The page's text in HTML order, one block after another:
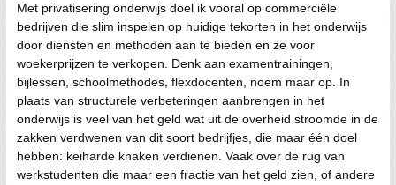
Met privatisering onderwijs doel ik vooral op commerciële
bedrijven die slim inspelen op huidige tekorten in het onderwijs
door diensten en methoden aan te bieden en ze voor
woekerprijzen te verkopen. Denk aan examentrainingen,
bijlessen, schoolmethodes, flexdocenten, noem maar op. In
plaats van structurele verbeteringen aanbrengen in het
onderwijs is veel van het geld wat uit de overheid stroomde in de
zakken verdwenen van dit soort bedrijfjes, die maar één doel
hebben: keiharde knaken verdienen. Vaak over de rug van
werkstudenten die maar een fractie van het geld zien, of andere